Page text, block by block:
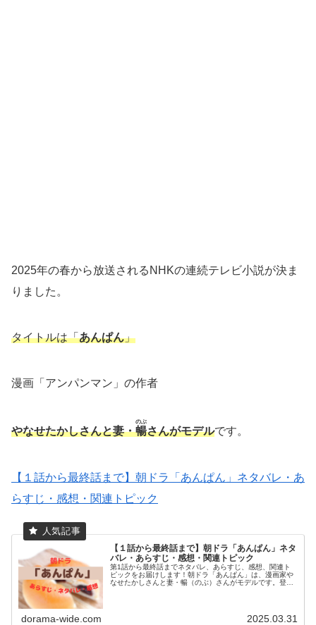
2025年の春から放送されるNHKの連続テレビ小説が決ま
りました。
タイトルは「あんぱん」
漫画「アンパンマン」の作者
やなせたかしさんと妻・暢
のぶ
さんがモデルです。
【１話から最終話まで】朝ドラ「あんぱん」ネタバレ・あ
らすじ・感想・関連トピック
【１話から最終話まで】朝ドラ「あんぱん」ネタ
バレ・あらすじ・感想・関連トピック
第1話から最終話までネタバレ、あらすじ、感想、関連ト
ピックをお届けします！朝ドラ「あんぱん」は、漫画家や
なせたかしさんと妻・暢（のぶ）さんがモデルです。登場
dorama-wide.com 2025.03.31